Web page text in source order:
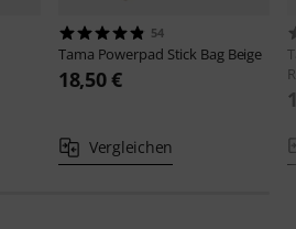
54
Tama Powerpad Stick Bag Beige
18,50 €
Vergleichen